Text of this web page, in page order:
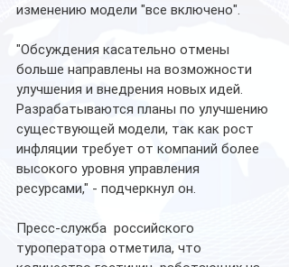
изменению модели "все включено".
"Обсуждения касательно отмены
больше направлены на возможности
улучшения и внедрения новых идей.
Разрабатываются планы по улучшению
существующей модели, так как рост
инфляции требует от компаний более
высокого уровня управления
ресурсами," - подчеркнул он.
Пресс-служба  российского
туроператора отметила, что